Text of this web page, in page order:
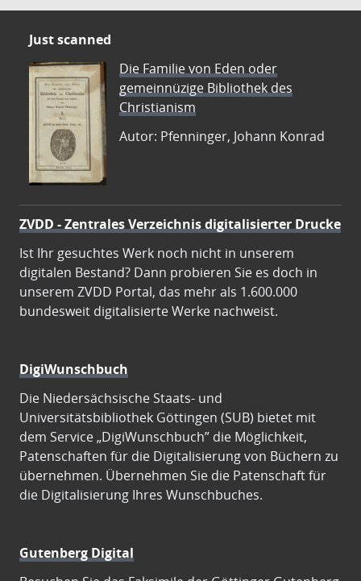
Just scanned
Die Familie von Eden oder
gemeinnüzige Bibliothek des
Christianism
Autor: Pfenninger, Johann Konrad
ZVDD - Zentrales Verzeichnis digitalisierter Drucke
Ist Ihr gesuchtes Werk noch nicht in unserem
digitalen Bestand? Dann probieren Sie es doch in
unserem ZVDD Portal, das mehr als 1.600.000
bundesweit digitalisierte Werke nachweist.
DigiWunschbuch
Die Niedersächsische Staats- und
Universitätsbibliothek Göttingen (SUB) bietet mit
dem Service „DigiWunschbuch” die Möglichkeit,
Patenschaften für die Digitalisierung von Büchern zu
übernehmen. Übernehmen Sie die Patenschaft für
die Digitalisierung Ihres Wunschbuches.
Gutenberg Digital